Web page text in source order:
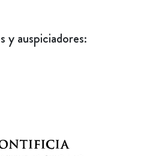
y auspiciadores: